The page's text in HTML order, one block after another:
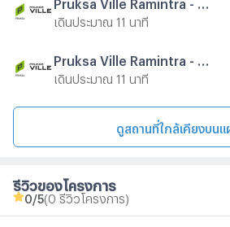
เดินประมาณ 11 นาที
เดินประมาณ 11 นาที
ดูสถานที่ใกล้เคียงบนแ
รีวิวของโครงการ
0 /5(0 รีวิวโครงการ)